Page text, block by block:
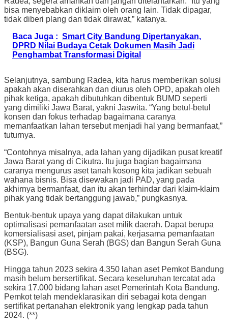
bisa menyebabkan diklaim oleh orang lain. Tidak dipagar,
tidak diberi plang dan tidak dirawat,” katanya.
Baca Juga : Smart City Bandung Dipertanyakan,
DPRD Nilai Budaya Cetak Dokumen Masih Jadi
Penghambat Transformasi Digital
Selanjutnya, sambung Radea, kita harus memberikan solusi
apakah akan diserahkan dan diurus oleh OPD, apakah oleh
pihak ketiga, apakah dibutuhkan dibentuk BUMD seperti
yang dimiliki Jawa Barat, yakni Jaswita. “Yang betul-betul
konsen dan fokus terhadap bagaimana caranya
memanfaatkan lahan tersebut menjadi hal yang bermanfaat,”
tuturnya.
“Contohnya misalnya, ada lahan yang dijadikan pusat kreatif
Jawa Barat yang di Cikutra. Itu juga bagian bagaimana
caranya mengurus aset tanah kosong kita jadikan sebuah
wahana bisnis. Bisa disewakan jadi PAD, yang pada
akhirnya bermanfaat, dan itu akan terhindar dari klaim-klaim
pihak yang tidak bertanggung jawab,” pungkasnya.
Bentuk-bentuk upaya yang dapat dilakukan untuk
optimalisasi pemanfaatan aset milik daerah. Dapat berupa
komersialisasi aset, pinjam pakai, kerjasama pemanfaatan
(KSP), Bangun Guna Serah (BGS) dan Bangun Serah Guna
(BSG).
Hingga tahun 2023 sekira 4.350 lahan aset Pemkot Bandung
masih belum bersertifikat. Secara keseluruhan tercatat ada
sekira 17.000 bidang lahan aset Pemerintah Kota Bandung.
Pemkot telah mendeklarasikan diri sebagai kota dengan
sertifikat pertanahan elektronik yang lengkap pada tahun
2024. (**)